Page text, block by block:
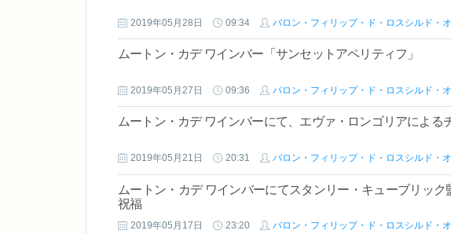
2019年05月28日 09:34 バロン・フィリップ・ド・ロスシルド・
ムートン・カデ ワインバー「サンセットアペリティフ」
2019年05月27日 09:36 バロン・フィリップ・ド・ロスシルド・
ムートン・カデ ワインバーにて、エヴァ・ロンゴリアによる
2019年05月21日 20:31 バロン・フィリップ・ド・ロスシルド・
ムートン・カデ ワインバーにてスタンリー・キューブリッ
祝福
2019年05月17日 23:20 バロン・フィリップ・ド・ロスシルド・